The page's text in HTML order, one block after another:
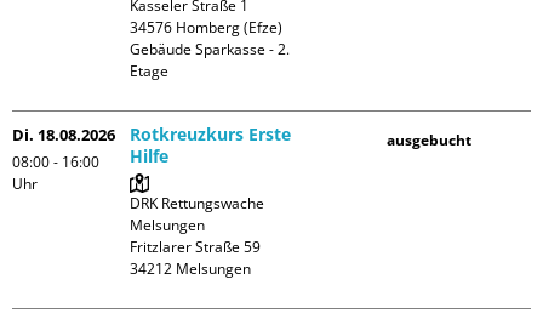
Kasseler Straße 1
34576 Homberg (Efze)
Gebäude Sparkasse - 2.
Etage
Di. 18.08.2026
08:00 - 16:00
Uhr
Rotkreuzkurs Erste
Hilfe
DRK Rettungswache
Melsungen
Fritzlarer Straße 59
ausgebucht